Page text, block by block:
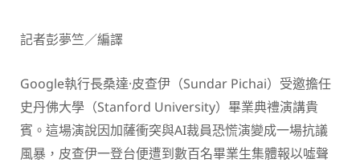
記者彭夢竺／編譯
Google執行長桑達·皮查伊（Sundar Pichai）受邀擔任
史丹佛大學（Stanford University）畢業典禮演講貴
賓。這場演說因加薩衝突與AI裁員恐慌演變成一場抗議
風暴，皮查伊一登台便遭到數百名畢業生集體報以噓聲